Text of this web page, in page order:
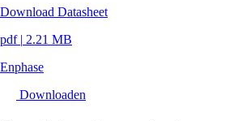
Download Datasheet
pdf | 2.21 MB
Enphase
Downloaden